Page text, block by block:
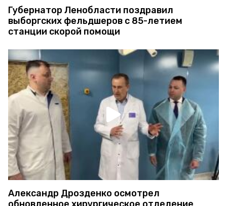
Губернатор Ленобласти поздравил
выборгских фельдшеров с 85-летием
станции скорой помощи
Александр Дрозденко осмотрел